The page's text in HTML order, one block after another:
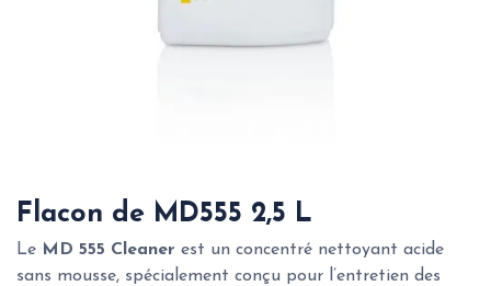
Flacon de MD555 2,5 L
Le MD 555 Cleaner est un concentré nettoyant acide
sans mousse, spécialement conçu pour l’entretien des